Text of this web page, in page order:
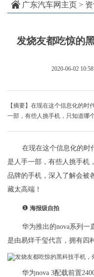
广东汽车网主页 >
发烧友都吃惊的
2020-06-02
【摘要】在现在这个信息化的
一部，有些人挑手机，只知道哪
在现在这个信息化的时
是人手一部，有些人挑手机
品牌的手机，深入了解会被
藏太高端！
❶ 海报级自拍
华为推出的nova系列一
是由易烊千玺代言，拥有四
华为nova 3配载前置